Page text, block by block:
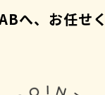
へ、お任せ